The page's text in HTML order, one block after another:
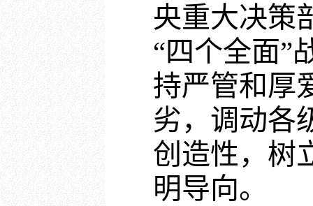
央重大决策
“四个全面”
持严管和厚
劣，调动各
创造性，树
明导向。